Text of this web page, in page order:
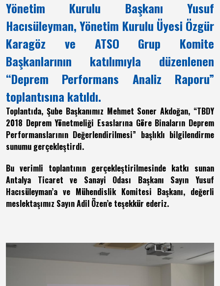
Yönetim Kurulu Başkanı Yusuf
Hacısüleyman, Yönetim Kurulu Üyesi Özgür
Karagöz ve ATSO Grup Komite
Başkanlarının katılımıyla düzenlenen
“Deprem Performans Analiz Raporu”
toplantısına katıldı.
Toplantıda, Şube Başkanımız Mehmet Soner Akdoğan, “TBDY
2018 Deprem Yönetmeliği Esaslarına Göre Binaların Deprem
Performanslarının Değerlendirilmesi” başlıklı bilgilendirme
sunumu gerçekleştirdi.
Bu verimli toplantının gerçekleştirilmesinde katkı sunan
Antalya Ticaret ve Sanayi Odası Başkanı Sayın Yusuf
Hacısüleyman’a ve Mühendislik Komitesi Başkanı, değerli
meslektaşımız Sayın Adil Özen’e teşekkür ederiz.